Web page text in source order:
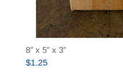
8″ x 5″ x 3″
$1.25